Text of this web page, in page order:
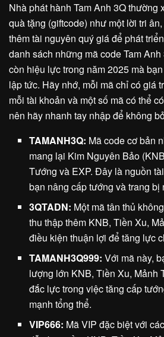
Nhà phát hành Tam Anh 3Q thường
quà tặng (giftcode) như một lời tri
thêm tài nguyên quý giá để phát
danh sách những mã code Tam
còn hiệu lực trong năm 2025 mà
lập tức. Hãy nhớ, mỗi mã chỉ có giá
mỗi tài khoản và một số mã có thể
nên hãy nhanh tay nhập để không
TAMANH3Q: Mã code cơ bản
mang lại Kim Nguyên Bảo
Tướng và EXP. Đây là nguồn
bạn nâng cấp tướng và trang bị
3QTADN: Một mã tân thủ
thu thập thêm KNB, Tiền Xu,
điều kiện thuận lợi để tăng lực
TAMANH3Q999: Với mã này,
lượng lớn KNB, Tiền Xu, Mảnh
đắc lực trong việc tăng cấp
mạnh tổng thể.
VIP666: Mã VIP đặc biệt với